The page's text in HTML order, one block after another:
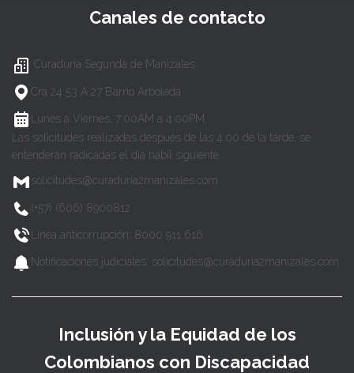
Canales de contacto
Curaduría Segunda de Manizales
Cra 24 53 A 27 Barrio Arboleda
Lunes a Viernes, 7:00AM a 4:00PM
Las solicitudes realizadas después de las 4:00 de la tarde, se
entenderán radicadas el día hábil siguiente.
solicitudes@curaduria2manizales.com
(+57) (606) 8900812
Línea anticorrupción: 8000 911 616
Notificaciones judiciales: solicitudes@curaduria2manizales.com
Inclusión y la Equidad de los
Colombianos con Discapacidad